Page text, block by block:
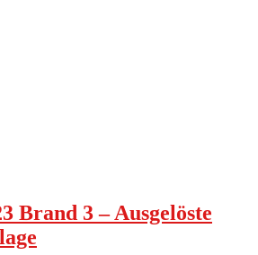
Brand 3 – Ausgelöste